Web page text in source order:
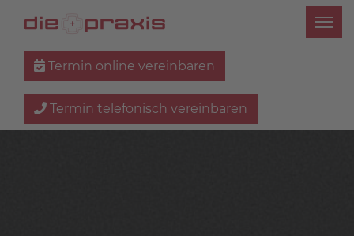
Termin online vereinbaren
Termin telefonisch vereinbaren